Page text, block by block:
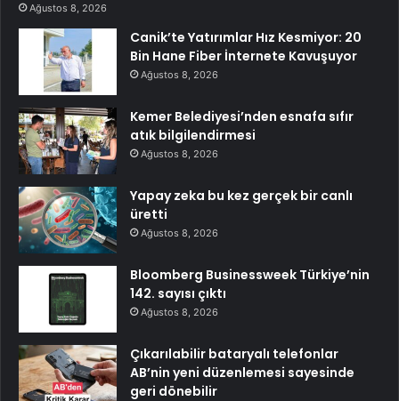
Ağustos 8, 2026
Canik’te Yatırımlar Hız Kesmiyor: 20
Bin Hane Fiber İnternete Kavuşuyor
Ağustos 8, 2026
Kemer Belediyesi’nden esnafa sıfır
atık bilgilendirmesi
Ağustos 8, 2026
Yapay zeka bu kez gerçek bir canlı
üretti
Ağustos 8, 2026
Bloomberg Businessweek Türkiye’nin
142. sayısı çıktı
Ağustos 8, 2026
Çıkarılabilir bataryalı telefonlar
AB’nin yeni düzenlemesi sayesinde
geri dönebilir